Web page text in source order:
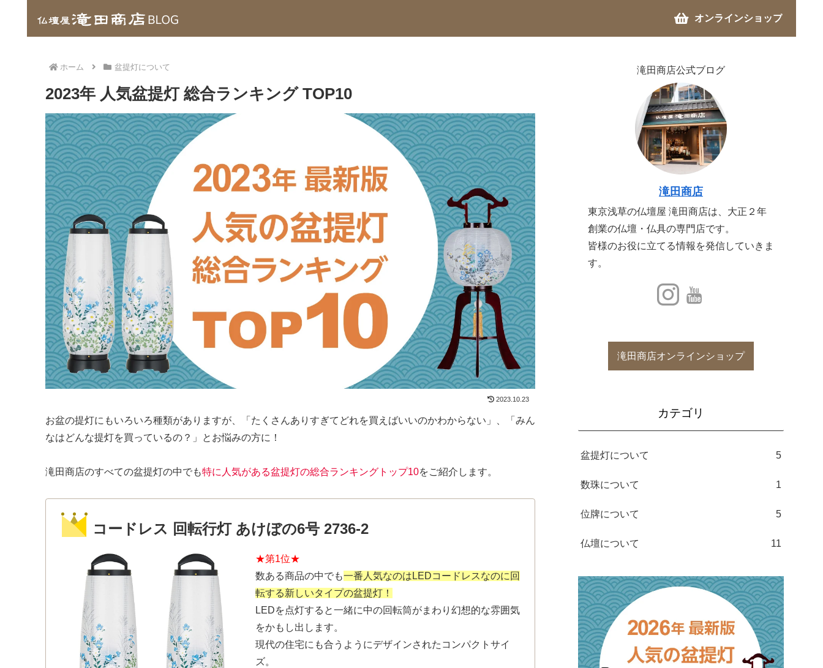
オンラインショップ
ホーム 盆提灯について
2023年 人気盆提灯 総合ランキング TOP10
2023.10.23
お盆の提灯にもいろいろ種類がありますが、「たくさんありすぎてどれを買えばいいのかわからない」、「みん
なはどんな提灯を買っているの？」とお悩みの方に！
滝田商店のすべての盆提灯の中でも特に人気がある盆提灯の総合ランキングトップ10をご紹介します。
コードレス 回転行灯 あけぼの6号 2736-2
★第1位★
数ある商品の中でも一番人気なのはLEDコードレスなのに回
転する新しいタイプの盆提灯！
LEDを点灯すると一緒に中の回転筒がまわり幻想的な雰囲気
をかもし出します。
現代の住宅にも合うようにデザインされたコンパクトサイ
ズ。
滝田商店公式ブログ
滝田商店
東京浅草の仏壇屋 滝田商店は、大正２年
創業の仏壇・仏具の専門店です。
皆様のお役に立てる情報を発信していきま
す。
滝田商店オンラインショップ
カテゴリ
盆提灯について 5
数珠について 1
位牌について 5
仏壇について 11